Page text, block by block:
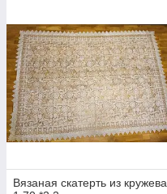
Вязаная скатерть из кружева